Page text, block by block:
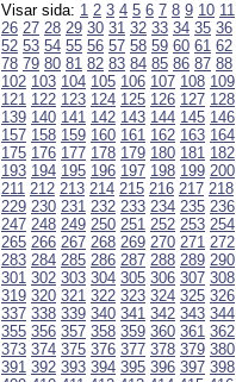
Visar sida: 1 2 3 4 5 6 7 8 9 10 11
26 27 28 29 30 31 32 33 34 35 36
52 53 54 55 56 57 58 59 60 61 62
78 79 80 81 82 83 84 85 86 87 88
102 103 104 105 106 107 108 109
121 122 123 124 125 126 127 128
139 140 141 142 143 144 145 146
157 158 159 160 161 162 163 164
175 176 177 178 179 180 181 182
193 194 195 196 197 198 199 200
211 212 213 214 215 216 217 218
229 230 231 232 233 234 235 236
247 248 249 250 251 252 253 254
265 266 267 268 269 270 271 272
283 284 285 286 287 288 289 290
301 302 303 304 305 306 307 308
319 320 321 322 323 324 325 326
337 338 339 340 341 342 343 344
355 356 357 358 359 360 361 362
373 374 375 376 377 378 379 380
391 392 393 394 395 396 397 398